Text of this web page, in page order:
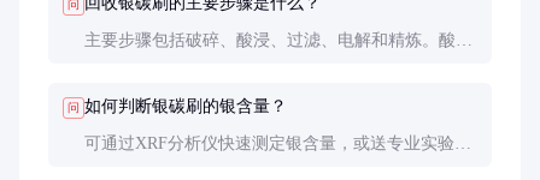
问
主要步骤包括破碎、酸浸、过滤、电解和精炼。酸浸
问 如何判断银碳刷的银含量？
可通过XRF分析仪快速测定银含量，或送专业实验室